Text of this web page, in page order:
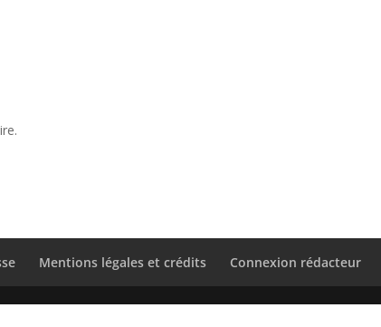
Mentions légales et crédits Connexion rédacteur